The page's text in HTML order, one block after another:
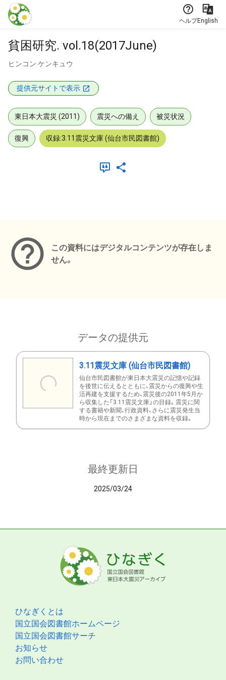
本文に飛ぶ
ヘルプEnglish
貧困研究. vol.18(2017June)
ヒンコン ケンキュウ
提供元サイトで表示
東日本大震災 (2011) 震災への備え 被災状況
復興 収録:3.11震災文庫 (仙台市民図書館)
この資料にはデジタルコンテンツが存在しま
せん。
データの提供元
3.11震災文庫 (仙台市民図書館)
仙台市民図書館が東日本大震災の記憶や記録
を後世に伝えるとともに、震災からの復興や生
活再建を支援するため、震災後の2011年5月か
ら収集した「3.11震災文庫」の目録。震災に関
する書籍や新聞、行政資料、さらに震災発生当
時から現在までのさまざまな資料を収録。
最終更新日
2025/03/24
ひなぎくとは
国立国会図書館ホームページ
国立国会図書館サーチ
お知らせ
お問い合わせ